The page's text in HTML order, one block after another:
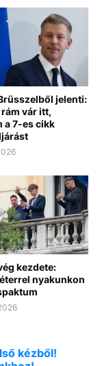
jelenti:
vár itt,
a 7-es cikk
kezdete:
nyakunkon
kézből!